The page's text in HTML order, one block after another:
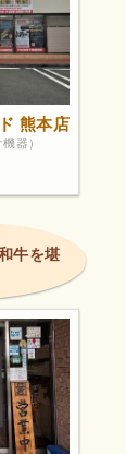
熊本店
器）
牛を堪